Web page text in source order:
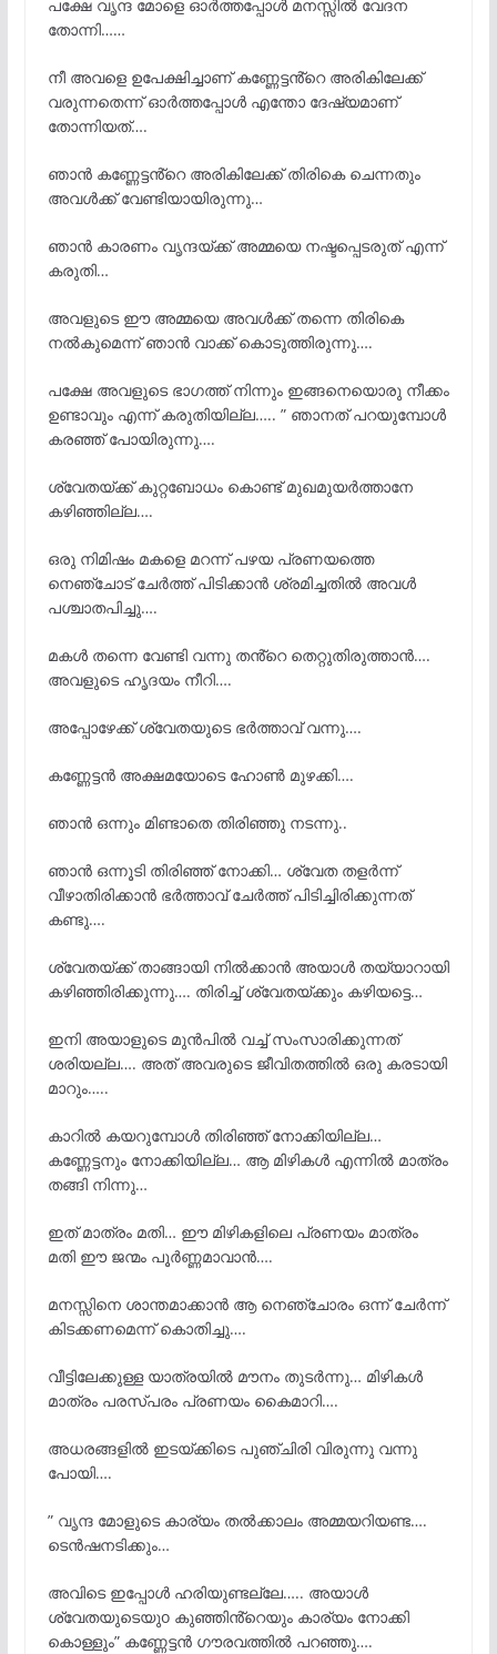
പക്ഷേ വൃന്ദ മോളെ ഓർത്തപ്പോൾ മനസ്സിൽ വേദന
തോന്നി……
നീ അവളെ ഉപേക്ഷിച്ചാണ് കണ്ണേട്ടൻ്റെ അരികിലേക്ക്
വരുന്നതെന്ന് ഓർത്തപ്പോൾ എന്തോ ദേഷ്യമാണ്
തോന്നിയത്….
ഞാൻ കണ്ണേട്ടൻ്റെ അരികിലേക്ക് തിരികെ ചെന്നതും
അവൾക്ക് വേണ്ടിയായിരുന്നു…
ഞാൻ കാരണം വൃന്ദയ്ക്ക് അമ്മയെ നഷ്ടപ്പെടരുത് എന്ന്
കരുതി…
അവളുടെ ഈ അമ്മയെ അവൾക്ക് തന്നെ തിരികെ
നൽകുമെന്ന് ഞാൻ വാക്ക് കൊടുത്തിരുന്നു….
പക്ഷേ അവളുടെ ഭാഗത്ത് നിന്നും ഇങ്ങനെയൊരു നീക്കം
ഉണ്ടാവും എന്ന് കരുതിയില്ല….. ” ഞാനത് പറയുമ്പോൾ
കരഞ്ഞ് പോയിരുന്നു….
ശ്വേതയ്ക്ക് കുറ്റബോധം കൊണ്ട് മുഖമുയർത്താനേ
കഴിഞ്ഞില്ല….
ഒരു നിമിഷം മകളെ മറന്ന് പഴയ പ്രണയത്തെ
നെഞ്ചോട് ചേർത്ത് പിടിക്കാൻ ശ്രമിച്ചതിൽ അവൾ
പശ്ചാതപിച്ചു….
മകൾ തന്നെ വേണ്ടി വന്നു തൻ്റെ തെറ്റുതിരുത്താൻ….
അവളുടെ ഹൃദയം നീറി….
അപ്പോഴേക്ക് ശ്വേതയുടെ ഭർത്താവ് വന്നു….
കണ്ണേട്ടൻ അക്ഷമയോടെ ഹോൺ മുഴക്കി….
ഞാൻ ഒന്നും മിണ്ടാതെ തിരിഞ്ഞു നടന്നു..
ഞാൻ ഒന്നൂടി തിരിഞ്ഞ് നോക്കി… ശ്വേത തളർന്ന്
വീഴാതിരിക്കാൻ ഭർത്താവ് ചേർത്ത് പിടിച്ചിരിക്കുന്നത്
കണ്ടു….
ശ്വേതയ്ക്ക് താങ്ങായി നിൽക്കാൻ അയാൾ തയ്യാറായി
കഴിഞ്ഞിരിക്കുന്നു…. തിരിച്ച് ശ്വേതയ്ക്കും കഴിയട്ടെ…
ഇനി അയാളുടെ മുൻപിൽ വച്ച് സംസാരിക്കുന്നത്
ശരിയല്ല…. അത് അവരുടെ ജീവിതത്തിൽ ഒരു കരടായി
മാറും…..
കാറിൽ കയറുമ്പോൾ തിരിഞ്ഞ് നോക്കിയില്ല…
കണ്ണേട്ടനും നോക്കിയില്ല… ആ മിഴികൾ എന്നിൽ മാത്രം
തങ്ങി നിന്നു…
ഇത് മാത്രം മതി… ഈ മിഴികളിലെ പ്രണയം മാത്രം
മതി ഈ ജന്മം പൂർണ്ണമാവാൻ….
മനസ്സിനെ ശാന്തമാക്കാൻ ആ നെഞ്ചോരം ഒന്ന് ചേർന്ന്
കിടക്കണമെന്ന് കൊതിച്ചു….
വീട്ടിലേക്കുള്ള യാത്രയിൽ മൗനം തുടർന്നു… മിഴികൾ
മാത്രം പരസ്പരം പ്രണയം കൈമാറി….
അധരങ്ങളിൽ ഇടയ്ക്കിടെ പുഞ്ചിരി വിരുന്നു വന്നു
പോയി….
” വൃന്ദ മോളുടെ കാര്യം തൽക്കാലം അമ്മയറിയണ്ട….
ടെൻഷനടിക്കും…
അവിടെ ഇപ്പോൾ ഹരിയുണ്ടല്ലേ….. അയാൾ
ശ്വേതയുടെയുo കുഞ്ഞിൻ്റെയും കാര്യം നോക്കി
കൊള്ളും” കണ്ണേട്ടൻ ഗൗരവത്തിൽ പറഞ്ഞു….